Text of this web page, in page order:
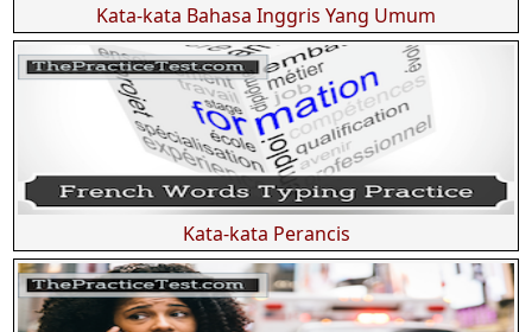
Kata-kata Bahasa Inggris Yang Umum
Kata-kata Perancis